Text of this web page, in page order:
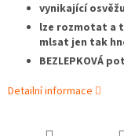
vynikající
lze rozmotat a
mlsat jen tak
BEZLEPKOVÁ
Detailní informace